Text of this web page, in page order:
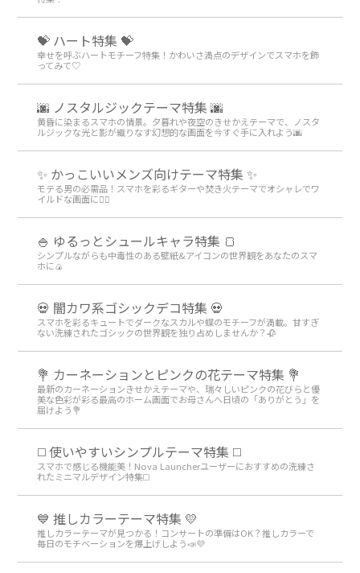
💝 ハート特集 💝
幸せを呼ぶハートモチーフ特集！かわいさ満点のデザインでスマホを飾
ってみて♡
🌆 ノスタルジックテーマ特集 🌆
黄昏に染まるスマホの情景。夕暮れや夜空のきせかえテーマで、ノスタ
ルジックな光と影が織りなす幻想的な画面を今すぐ手に入れよう🌆
✨ かっこいいメンズ向けテーマ特集 ✨
モテる男の必需品！スマホを彩るギターや焚き火テーマでオシャレでワ
イルドな画面に👍🏻
🍚 ゆるっとシュールキャラ特集 🍞
シンプルながらも中毒性のある壁紙&アイコンの世界観をあなたのスマ
ホに🍙
💀 闇カワ系ゴシックデコ特集 💀
スマホを彩るキュートでダークなスカルや蝶のモチーフが満載。甘すぎ
ない洗練されたゴシックの世界観を独り占めしませんか？🥀
💐 カーネーションとピンクの花テーマ特集 💐
最新のカーネーションきせかえテーマや、瑞々しいピンクの花びらと優
美な色彩が彩る最高のホーム画面でお母さんへ日頃の「ありがとう」を
届けよう💐
◻️ 使いやすいシンプルテーマ特集 ◻️
スマホで感じる機能美！Nova Launcherユーザーにおすすめの洗練さ
れたミニマルデザイン特集◻️
💙 推しカラーテーマ特集 💛
推しカラーテーマが見つかる！コンサートの準備はOK？推しカラーで
毎日のモチベーションを爆上げしよう📣💜